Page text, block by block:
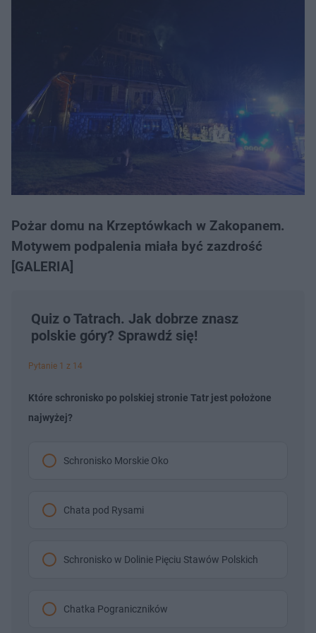
Pożar domu na Krzeptówkach w Zakopanem.
Motywem podpalenia miała być zazdrość
[GALERIA]
Quiz o Tatrach. Jak dobrze znasz
polskie góry? Sprawdź się!
Pytanie 1 z 14
Które schronisko po polskiej stronie Tatr jest położone
najwyżej?
Schronisko Morskie Oko
Chata pod Rysami
Schronisko w Dolinie Pięciu Stawów Polskich
Chatka Pograniczników